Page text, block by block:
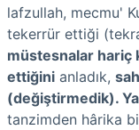
lafzullah, mecmu'
tekerrür ettiği
müstesnalar hariç
ettiğini anladık,
(değiştirmedik).
tanzimden hârika